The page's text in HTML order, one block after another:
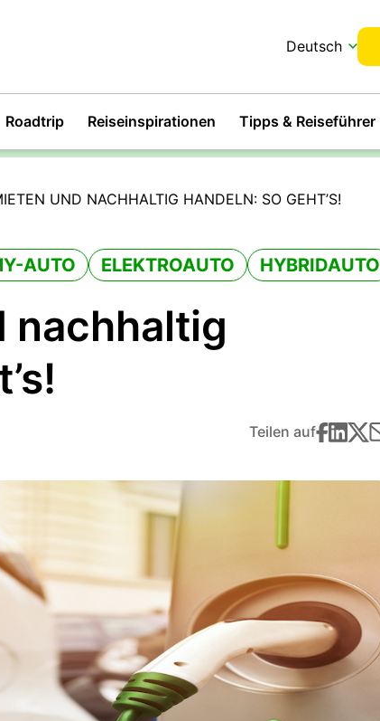
Deutsch
Roadtrip Reiseinspirationen Tipps & Reiseführer
UND NACHHALTIG HANDELN: SO GEHT’S!
AUTO ELEKTROAUTO HYBRIDAUTO
nachhaltig
Teilen auf